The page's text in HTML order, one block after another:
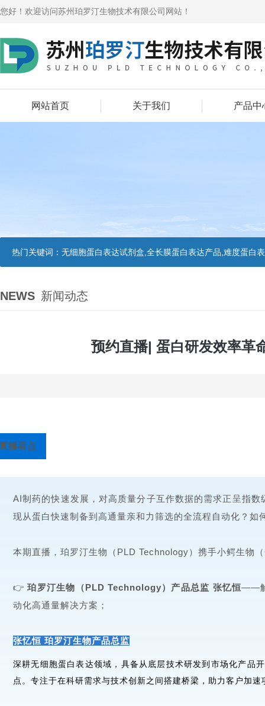
您好！欢迎访问苏州珀罗汀生物技术有限公司网站！
网站首页 关于我们 产品中
热门关键词： 无细胞蛋白表达试剂盒,全长膜蛋白表达产品,难度蛋白
NEWS 新闻动态
预约直播| 蛋白研发效率革
播看点
AI制药的快速发展，对高质量分子互作数据的需求正呈指
现从蛋白快速制备到高通量亲和力筛选的全流程自动化？如
本期直播，珀罗汀生物（PLD Technology）携手小鳄生物
👉 珀罗汀生物（PLD Technology）产品总监 张忆恒——
动化高通量解决方案；
张忆恒 珀罗汀生物产品总监
深耕无细胞蛋白表达领域，具备从底层技术研发到市场化产品
点。专注于在科研需求与技术创新之间搭建桥梁，助力客户加速